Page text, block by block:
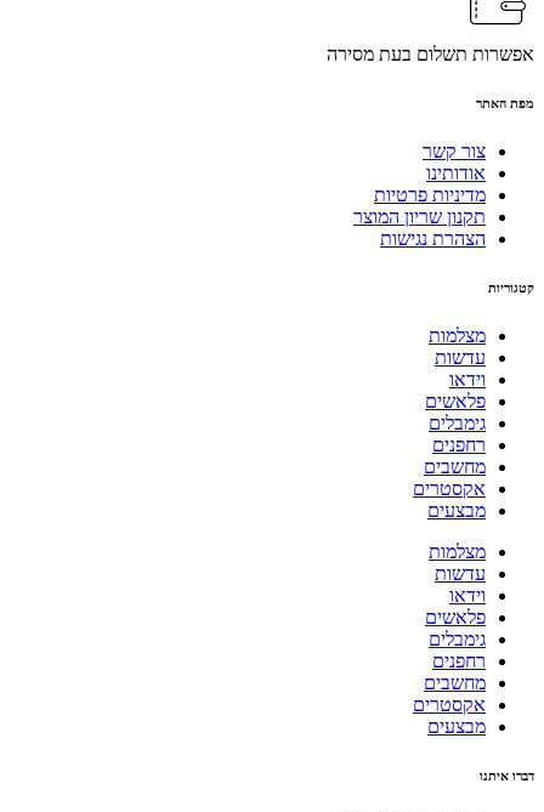
אפשרות תשלום בעת מסירה
מפת האתר
צור קשר
אודותינו
מדיניות פרטיות
תקנון שריון המוצר
הצהרת נגישות
קטגוריות
מצלמות
עדשות
וידאו
פלאשים
גימבלים
רחפנים
מחשבים
אקסטרים
מבצעים
מצלמות
עדשות
וידאו
פלאשים
גימבלים
רחפנים
מחשבים
אקסטרים
מבצעים
דברו איתנו